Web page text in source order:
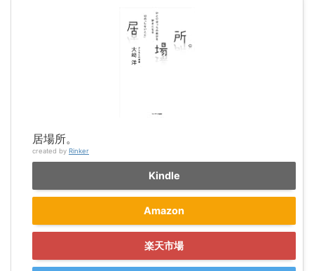
居場所。
created by Rinker
Kindle
Amazon
楽天市場